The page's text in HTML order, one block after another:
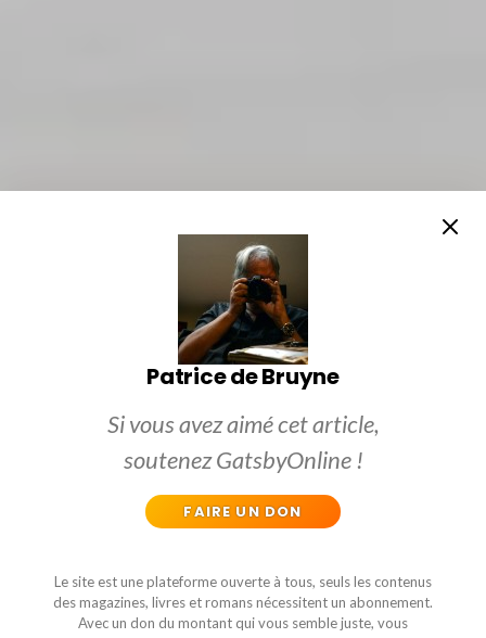
Patrice de Bruyne
Si vous avez aimé cet article,
soutenez GatsbyOnline !
FAIRE UN DON
Le site est une plateforme ouverte à tous, seuls les contenus
des magazines, livres et romans nécessitent un abonnement.
Avec un don du montant qui vous semble juste, vous